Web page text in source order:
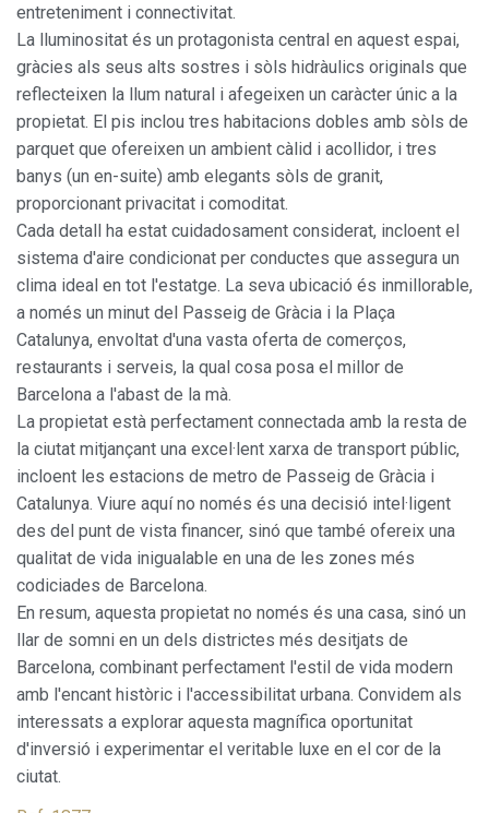
entreteniment i connectivitat.
La lluminositat és un protagonista central en aquest espai,
gràcies als seus alts sostres i sòls hidràulics originals que
reflecteixen la llum natural i afegeixen un caràcter únic a la
propietat. El pis inclou tres habitacions dobles amb sòls de
parquet que ofereixen un ambient càlid i acollidor, i tres
banys (un en-suite) amb elegants sòls de granit,
proporcionant privacitat i comoditat.
Cada detall ha estat cuidadosament considerat, incloent el
sistema d'aire condicionat per conductes que assegura un
clima ideal en tot l'estatge. La seva ubicació és inmillorable,
a només un minut del Passeig de Gràcia i la Plaça
Catalunya, envoltat d'una vasta oferta de comerços,
restaurants i serveis, la qual cosa posa el millor de
Barcelona a l'abast de la mà.
La propietat està perfectament connectada amb la resta de
la ciutat mitjançant una excel·lent xarxa de transport públic,
incloent les estacions de metro de Passeig de Gràcia i
Catalunya. Viure aquí no només és una decisió intel·ligent
des del punt de vista financer, sinó que també ofereix una
qualitat de vida inigualable en una de les zones més
codiciades de Barcelona.
En resum, aquesta propietat no només és una casa, sinó un
llar de somni en un dels districtes més desitjats de
Barcelona, combinant perfectament l'estil de vida modern
amb l'encant històric i l'accessibilitat urbana. Convidem als
interessats a explorar aquesta magnífica oportunitat
d'inversió i experimentar el veritable luxe en el cor de la
ciutat.
Modificar cookies
Tècniques i funcionals
Sempre activades
Aquest lloc web utilitza cookies pròpies per recopilar
informació amb la finalitat de millorar els nostres serveis.
Si continua navegant, suposa l'acceptació de la instal·lació
de les mateixes. L'usuari té la possibilitat de configurar el
navegador podent, si així ho desitja, impedir que siguin
instal·lades al disc dur, encara que haurà de tenir en
compte que aquesta acció podrà ocasionar dificultats de
navegació de la pàgina web.
Analítiques i personalització